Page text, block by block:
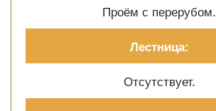
Проём с перерубом.
Лестница:
Отсутствует.